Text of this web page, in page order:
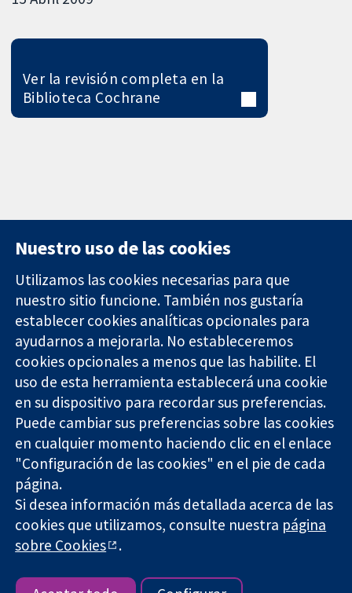
Ver la revisión completa en la
Biblioteca Cochrane
Evidencia fiable.
Decisiones
informadas.
Mejor salud.
11-13 Cavendish
Square
Londres
W1G 0AN
Reino Unido
Contacto
Noticias
Prensa
Sobre
nosotros
Empleo
Cochrane
Library
The Cochrane Collaboration is a charity (no. 1045921) and a
company limited by guarantee (no. 03044323) registered in
England & Wales. VAT registration number GB 718 2127 49.
Copyright © 2026 The Cochrane Collaboration
Términos y condiciones del sitio web|Responsabilidades
Nuestro uso de las cookies
Utilizamos las cookies necesarias para que
nuestro sitio funcione. También nos gustaría
establecer cookies analíticas opcionales para
ayudarnos a mejorarla. No estableceremos
cookies opcionales a menos que las habilite. El
uso de esta herramienta establecerá una cookie
en su dispositivo para recordar sus preferencias.
Puede cambiar sus preferencias sobre las cookies
en cualquier momento haciendo clic en el enlace
"Configuración de las cookies" en el pie de cada
página.
Si desea información más detallada acerca de las
cookies que utilizamos, consulte nuestra página
sobre Cookies
.